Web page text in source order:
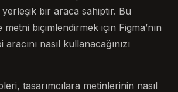
bir araca sahiptir. Bu
metni biçimlendirmek için Figma’nın
nasıl kullanacağınızı
tasarımcılara metinlerinin nasıl